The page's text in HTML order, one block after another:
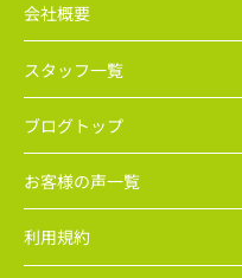
会社概要
スタッフ一覧
ブログトップ
お客様の声一覧
利用規約